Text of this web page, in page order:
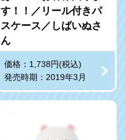
す！！／リール付きパ
スケース／しばいぬさ
ん
価格：1,738円(税込)
発売時期：2019年3月